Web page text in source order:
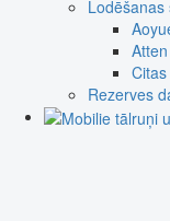
Lodēšanas
Rezerves